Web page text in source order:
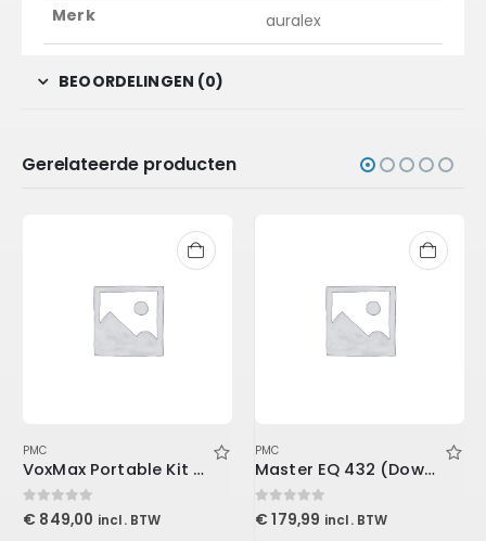
Merk
auralex
BEOORDELINGEN (0)
Gerelateerde producten
PMC
VoxMax Portable Kit 2-ProMax V2, 1-Mudguard V2, 2-Stand Mount LENRD
0out of 5
€ 849,00 incl. BTW
PMC
Master EQ 432 (Download)
0out of 5
€ 179,99 incl. BTW